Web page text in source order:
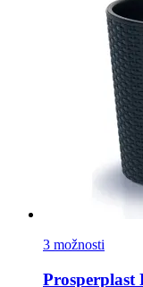
3 možnosti
Prosperplast